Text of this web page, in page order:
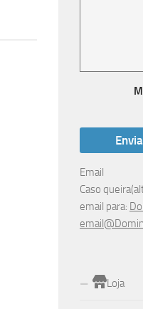
Email
Caso
email para:
Loja